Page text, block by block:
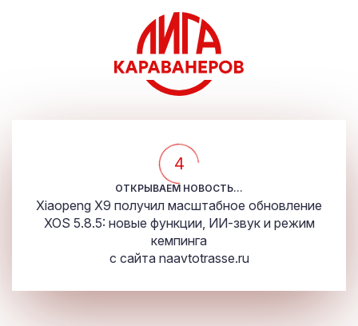
4
ОТКРЫВАЕМ НОВОСТЬ...
Xiaopeng X9 получил масштабное обновление
XOS 5.8.5: новые функции, ИИ-звук и режим
кемпинга
с сайта naavtotrasse.ru